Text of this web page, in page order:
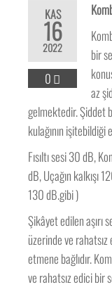
KAS
16
2022
0
bir
az
gelmektedir. Şiddet
kulağının
Fısıltı sesi 30 dB,
dB, Uçağın kalkışı
130 dB.gibi )
Şikâyet edilen aşırı
üzerinde ve
etmene bağlıdır.
ve rahatsız edici bir